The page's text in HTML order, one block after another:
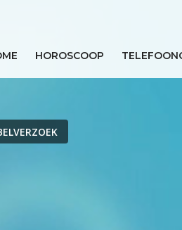
HOROSCOOP